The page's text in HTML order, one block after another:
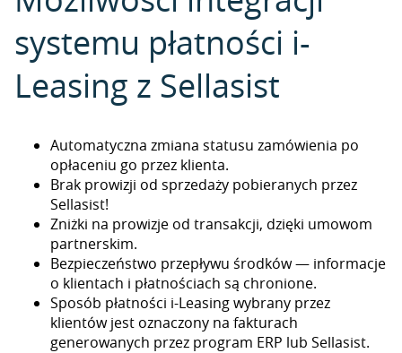
systemu płatności i-
Leasing z Sellasist
Automatyczna zmiana statusu zamówienia po
opłaceniu go przez klienta.
Brak prowizji od sprzedaży pobieranych przez
Sellasist!
Zniżki na prowizje od transakcji, dzięki umowom
partnerskim.
Bezpieczeństwo przepływu środków — informacje
o klientach i płatnościach są chronione.
Sposób płatności i-Leasing wybrany przez
klientów jest oznaczony na fakturach
generowanych przez program ERP lub Sellasist.